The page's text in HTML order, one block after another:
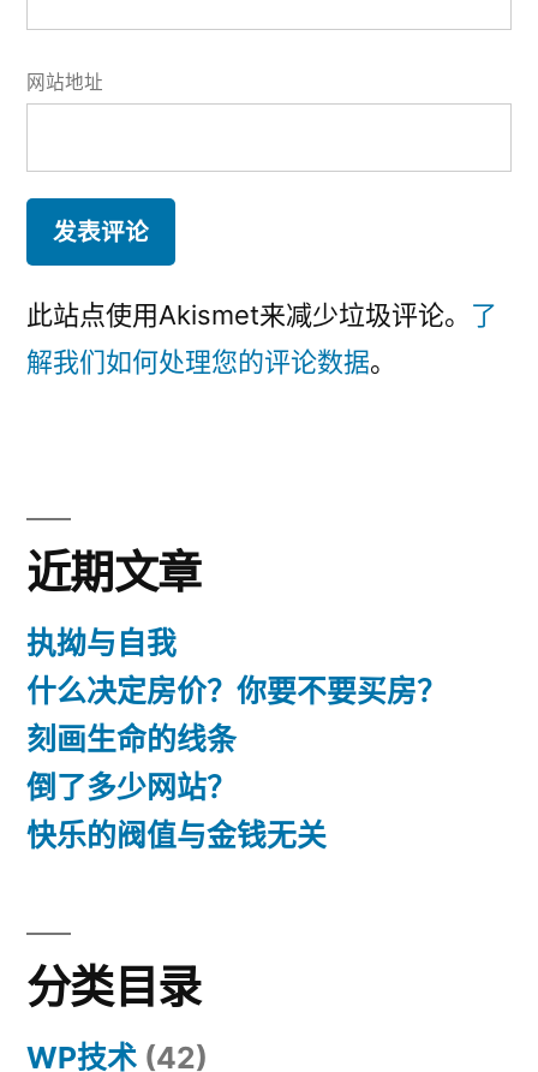
网站地址
此站点使用Akismet来减少垃圾评论。 了
解我们如何处理您的评论数据。
近期文章
执拗与自我
什么决定房价？你要不要买房？
刻画生命的线条
倒了多少网站？
快乐的阀值与金钱无关
分类目录
WP技术 (42)